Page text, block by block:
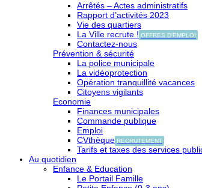
Arrêtés – Actes administratifs
Rapport d’activités 2023
Vie des quartiers
La Ville recrute ! OFFRES D'EMPLOI
Contactez-nous
Prévention & sécurité
La police municipale
La vidéoprotection
Opération tranquillité vacances
Citoyens vigilants
Economie
Finances municipales
Commande publique
Emploi
CVthèque RECRUTEMENT
Tarifs et taxes des services
Au quotidien
Enfance & Education
Le Portail Famille